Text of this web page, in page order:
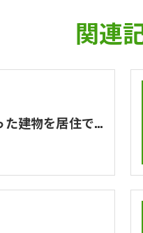
関連
福井リフォーム！事務所だった建物を居住できるようにリフォーム！の続き